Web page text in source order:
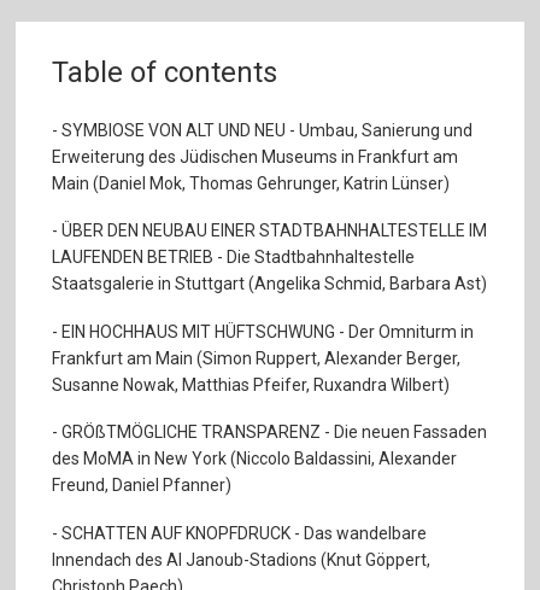
Table of contents
- SYMBIOSE VON ALT UND NEU - Umbau, Sanierung und
Erweiterung des Jüdischen Museums in Frankfurt am
Main (Daniel Mok, Thomas Gehrunger, Katrin Lünser)
- ÜBER DEN NEUBAU EINER STADTBAHNHALTESTELLE IM
LAUFENDEN BETRIEB - Die Stadtbahnhaltestelle
Staatsgalerie in Stuttgart (Angelika Schmid, Barbara Ast)
- EIN HOCHHAUS MIT HÜFTSCHWUNG - Der Omniturm in
Frankfurt am Main (Simon Ruppert, Alexander Berger,
Susanne Nowak, Matthias Pfeifer, Ruxandra Wilbert)
- GRÖßTMÖGLICHE TRANSPARENZ - Die neuen Fassaden
des MoMA in New York (Niccolo Baldassini, Alexander
Freund, Daniel Pfanner)
- SCHATTEN AUF KNOPFDRUCK - Das wandelbare
Innendach des Al Janoub-Stadions (Knut Göppert,
Christoph Paech)